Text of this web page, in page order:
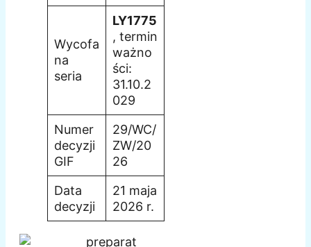
Wycofa
na
seria
LY1775
, termin
ważno
ści:
31.10.2
029
Numer
decyzji
GIF
29/WC/
ZW/20
26
Data
decyzji
21 maja
2026 r.